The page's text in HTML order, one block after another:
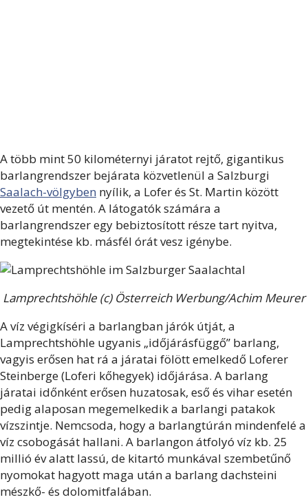
A több mint 50 kilométernyi járatot rejtő, gigantikus
barlangrendszer bejárata közvetlenül a Salzburgi
Saalach-völgyben nyílik, a Lofer és St. Martin között
vezető út mentén. A látogatók számára a
barlangrendszer egy bebiztosított része tart nyitva,
megtekintése kb. másfél órát vesz igénybe.
Lamprechtshöhle (c) Österreich Werbung/Achim Meurer
A víz végigkíséri a barlangban járók útját, a
Lamprechtshöhle ugyanis „időjárásfüggő” barlang,
vagyis erősen hat rá a járatai fölött emelkedő Loferer
Steinberge (Loferi kőhegyek) időjárása. A barlang
járatai időnként erősen huzatosak, eső és vihar esetén
pedig alaposan megemelkedik a barlangi patakok
vízszintje. Nemcsoda, hogy a barlangtúrán mindenfelé a
víz csobogását hallani. A barlangon átfolyó víz kb. 25
millió év alatt lassú, de kitartó munkával szembetűnő
nyomokat hagyott maga után a barlang dachsteini
mészkő- és dolomitfalában.